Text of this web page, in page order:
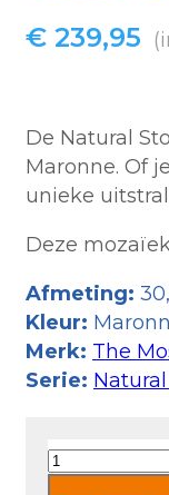
€ 239,95
De Natural
Maronne. Of
unieke
Deze
Afmeting:
Kleur:
Merk: The
Serie:
The
Mosaic